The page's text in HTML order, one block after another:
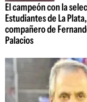
El campeón con la
Estudiantes de La
compañero de
Palacios